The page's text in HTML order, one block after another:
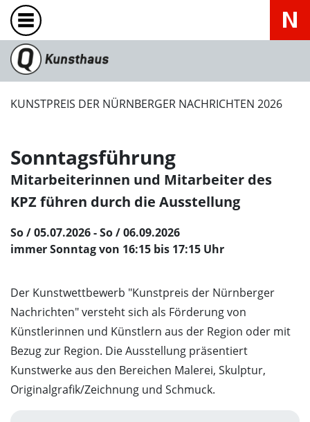
KUNSTPREIS DER NÜRNBERGER NACHRICHTEN 2026
Sonntagsführung
Mitarbeiterinnen und Mitarbeiter des
KPZ führen durch die Ausstellung
So / 05.07.2026 - So / 06.09.2026
immer Sonntag von 16:15 bis 17:15 Uhr
Der Kunstwettbewerb "Kunstpreis der Nürnberger
Nachrichten" versteht sich als Förderung von
Künstlerinnen und Künstlern aus der Region oder mit
Bezug zur Region. Die Ausstellung präsentiert
Kunstwerke aus den Bereichen Malerei, Skulptur,
Originalgrafik/Zeichnung und Schmuck.